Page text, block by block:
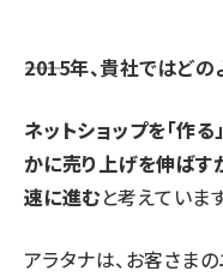
――2015年、貴社ではど
ネットショップを「作る
かに売り上げを伸ばす
速に進むと考えています
アラタナは、お客さま